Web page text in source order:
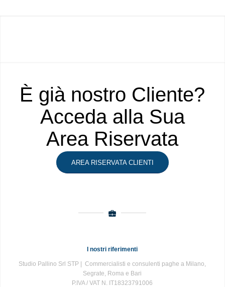
È già nostro Cliente?
Acceda alla Sua
Area Riservata
AREA RISERVATA CLIENTI
I nostri riferimenti
Studio Pallino Srl STP | Commercialisti e consulenti paghe a Milano,
Segrate, Roma e Bari
P.IVA / VAT N. IT18323791006